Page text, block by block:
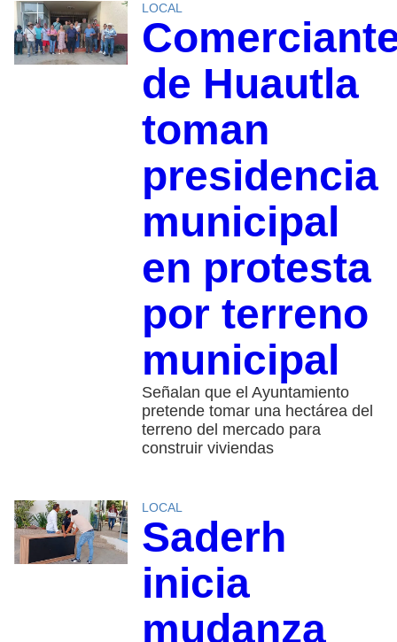
LOCAL
de Huautla
toman
presidencia
municipal
en protesta
por terreno
municipal
Señalan que el Ayuntamiento
pretende tomar una hectárea del
terreno del mercado para
construir viviendas
LOCAL
Saderh
inicia
mudanza